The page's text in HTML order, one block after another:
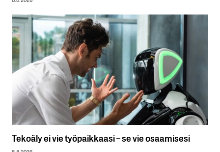
Tekoäly ei vie työpaikkaasi – se vie osaamisesi